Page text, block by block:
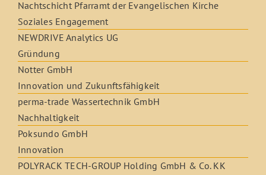
Nachtschicht Pfarramt der Evangelischen Kirche
Soziales Engagement
NEWDRIVE Analytics UG
Gründung
Notter GmbH
Innovation und Zukunftsfähigkeit
perma-trade Wassertechnik GmbH
Nachhaltigkeit
Poksundo GmbH
Innovation
POLYRACK TECH-GROUP Holding GmbH & Co. KK